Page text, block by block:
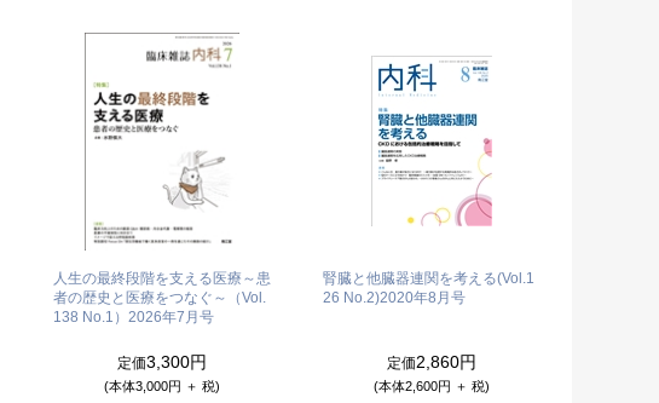
人生の最終段階を支える医療～患
者の歴史と医療をつなぐ～（Vol.
138 No.1） 2026年7月号
定価3,300円
(本体3,000円 ＋ 税)
腎臓と他臓器連関を考える(Vol.1
26 No.2)2020年8月号
定価2,860円
(本体2,600円 ＋ 税)